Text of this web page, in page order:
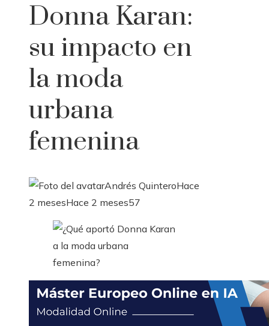
Donna Karan:
su impacto en
la moda
urbana
femenina
Andrés QuinteroHace
2 mesesHace 2 meses57